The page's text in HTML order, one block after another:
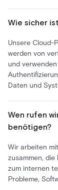
Wie sicher
Unsere Cloud-
werden von
und
Daten und
Wen rufen
benötigen?
Wir arbeiten
zusammen,
zum internen
Probleme,